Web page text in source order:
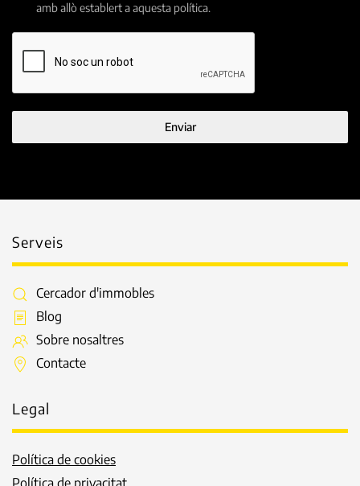
amb allò establert a aquesta política.
Enviar
Serveis
Cercador d'immobles
Blog
Sobre nosaltres
Contacte
Legal
Política de cookies